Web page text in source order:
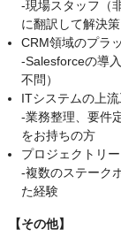
-現場スタッフ（
に翻訳して解決
CRM領域のプラ
-Salesforceの導
不問）
ITシステムの上流
-業務整理、要件
をお持ちの方
プロジェクトリ
-複数のステーク
た経験
【その他】